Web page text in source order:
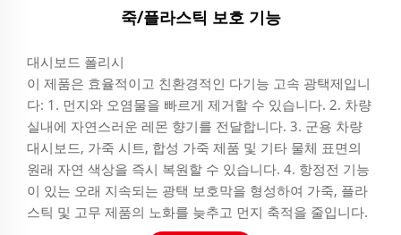
죽/플라스틱 보호 기능
대시보드 폴리시
이 제품은 효율적이고 친환경적인 다기능 고속 광택제입니
다: 1. 먼지와 오염물을 빠르게 제거할 수 있습니다. 2. 차량
실내에 자연스러운 레몬 향기를 전달합니다. 3. 군용 차량
대시보드, 가죽 시트, 합성 가죽 제품 및 기타 물체 표면의
원래 자연 색상을 즉시 복원할 수 있습니다. 4. 항정전 기능
이 있는 오래 지속되는 광택 보호막을 형성하여 가죽, 플라
스틱 및 고무 제품의 노화를 늦추고 먼지 축적을 줄입니다.